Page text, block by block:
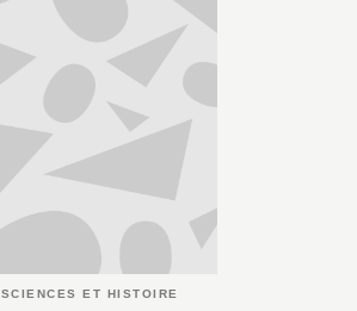
SCIENCES ET HISTOIRE